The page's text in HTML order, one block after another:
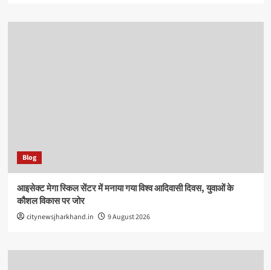
Blog
आइसेक्ट मेगा स्किल सेंटर में मनाया गया विश्व आदिवासी दिवस, युवाओं के
कौशल विकास पर जोर
citynewsjharkhand.in 9 August 2026